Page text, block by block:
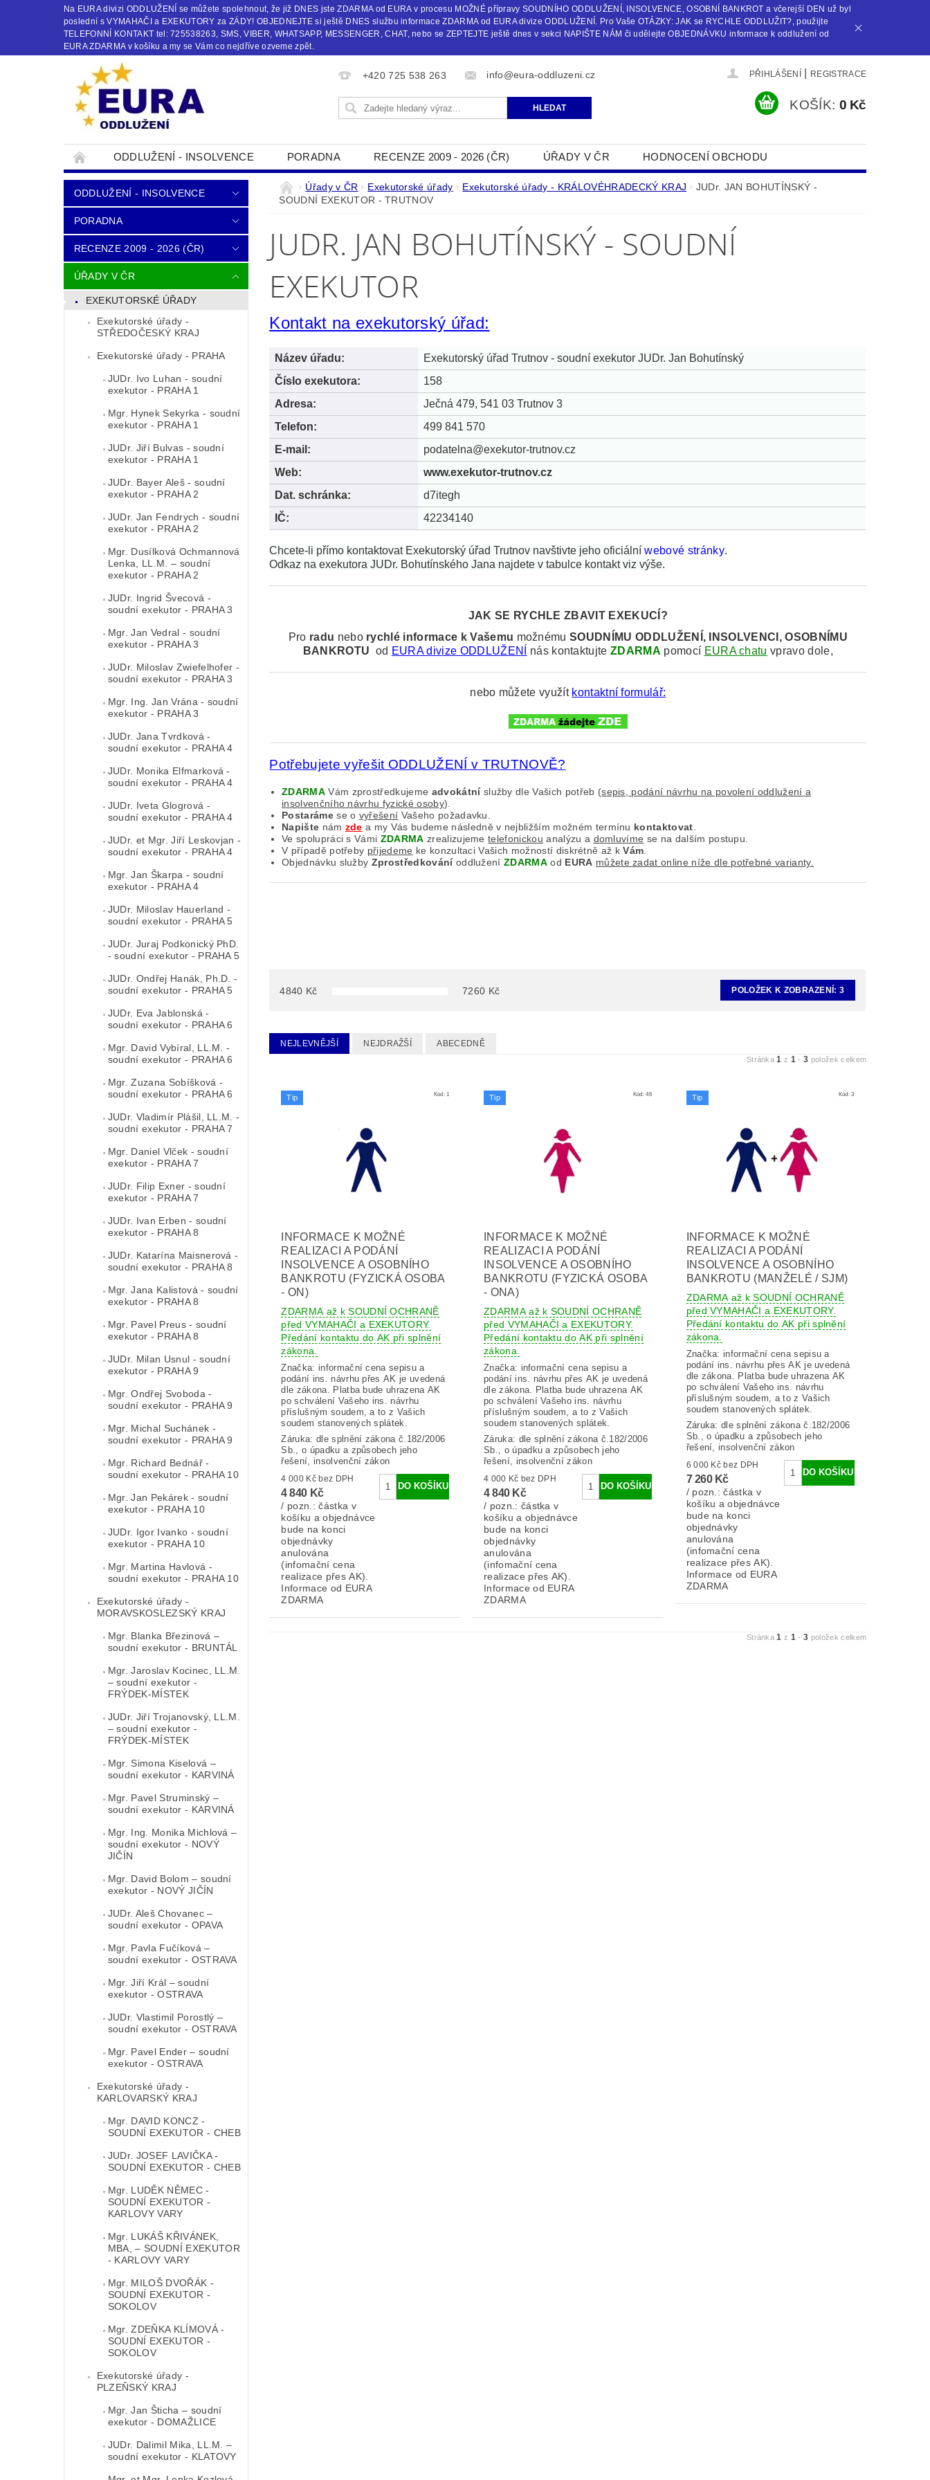
Na EURA divizi ODDLUŽENÍ se můžete spolehnout, že již DNES jste ZDARMA od EURA v procesu MOŽNÉ přípravy SOUDNÍHO ODDLUŽENÍ, INSOLVENCE, OSOBNÍ BANKROT a včerejší DEN už byl
poslední s VYMAHAČI a EXEKUTORY za ZÁDY! OBJEDNEJTE si ještě DNES službu informace ZDARMA od EURA divize ODDLUŽENÍ. Pro Vaše OTÁZKY: JAK se RYCHLE ODDLUŽIT?, použijte
TELEFONNÍ KONTAKT tel: 725538263, SMS, VIBER, WHATSAPP, MESSENGER, CHAT, nebo se ZEPTEJTE ještě dnes v sekci NAPIŠTE NÁM či udělejte OBJEDNÁVKU informace k oddlužení od
EURA ZDARMA v košíku a my se Vám co nejdříve ozveme zpět.
+420 725 538 263 info@eura-oddluzeni.cz PŘIHLÁŠENÍ REGISTRACE
KOŠÍK: 0 Kč
ODDLUŽENÍ - INSOLVENCE PORADNA RECENZE 2009 - 2026 (ČR) ÚŘADY V ČR HODNOCENÍ OBCHODU
OBCHODNÍ PODMÍNKY KONTAKTY NAPIŠTE NÁM
ODDLUŽENÍ - INSOLVENCE
PORADNA
RECENZE 2009 - 2026 (ČR)
ÚŘADY V ČR
EXEKUTORSKÉ ÚŘADY
Exekutorské úřady -
STŘEDOČESKÝ KRAJ
Exekutorské úřady - PRAHA
JUDr. Ivo Luhan - soudní
exekutor - PRAHA 1
Mgr. Hynek Sekyrka - soudní
exekutor - PRAHA 1
JUDr. Jiří Bulvas - soudní
exekutor - PRAHA 1
JUDr. Bayer Aleš - soudní
exekutor - PRAHA 2
JUDr. Jan Fendrych - soudní
exekutor - PRAHA 2
Mgr. Dusílková Ochmannová
Lenka, LL.M. – soudní
exekutor - PRAHA 2
JUDr. Ingrid Švecová -
soudní exekutor - PRAHA 3
Mgr. Jan Vedral - soudní
exekutor - PRAHA 3
JUDr. Miloslav Zwiefelhofer -
soudní exekutor - PRAHA 3
Mgr. Ing. Jan Vrána - soudní
exekutor - PRAHA 3
JUDr. Jana Tvrdková -
soudní exekutor - PRAHA 4
JUDr. Monika Elfmarková -
soudní exekutor - PRAHA 4
JUDr. Iveta Glogrová -
soudní exekutor - PRAHA 4
JUDr. et Mgr. Jiří Leskovjan -
soudní exekutor - PRAHA 4
Mgr. Jan Škarpa - soudní
exekutor - PRAHA 4
JUDr. Miloslav Hauerland -
soudní exekutor - PRAHA 5
JUDr. Juraj Podkonický PhD.
- soudní exekutor - PRAHA 5
JUDr. Ondřej Hanák, Ph.D. -
soudní exekutor - PRAHA 5
JUDr. Eva Jablonská -
soudní exekutor - PRAHA 6
Mgr. David Vybíral, LL.M. -
soudní exekutor - PRAHA 6
Mgr. Zuzana Sobíšková -
soudní exekutor - PRAHA 6
JUDr. Vladimír Plášil, LL.M. -
soudní exekutor - PRAHA 7
Mgr. Daniel Vlček - soudní
exekutor - PRAHA 7
JUDr. Filip Exner - soudní
exekutor - PRAHA 7
JUDr. Ivan Erben - soudní
exekutor - PRAHA 8
JUDr. Katarína Maisnerová -
soudní exekutor - PRAHA 8
Mgr. Jana Kalistová - soudní
exekutor - PRAHA 8
Mgr. Pavel Preus - soudní
exekutor - PRAHA 8
JUDr. Milan Usnul - soudní
exekutor - PRAHA 9
Mgr. Ondřej Svoboda -
soudní exekutor - PRAHA 9
Mgr. Michal Suchánek -
soudní exekutor - PRAHA 9
Mgr. Richard Bednář -
soudní exekutor - PRAHA 10
Mgr. Jan Pekárek - soudní
exekutor - PRAHA 10
JUDr. Igor Ivanko - soudní
exekutor - PRAHA 10
Mgr. Martina Havlová -
soudní exekutor - PRAHA 10
Exekutorské úřady -
MORAVSKOSLEZSKÝ KRAJ
Mgr. Blanka Březinová –
soudní exekutor - BRUNTÁL
Mgr. Jaroslav Kocinec, LL.M.
– soudní exekutor -
FRÝDEK-MÍSTEK
JUDr. Jiří Trojanovský, LL.M.
– soudní exekutor -
FRÝDEK-MÍSTEK
Mgr. Simona Kiselová –
soudní exekutor - KARVINÁ
Mgr. Pavel Struminský –
soudní exekutor - KARVINÁ
Mgr. Ing. Monika Michlová –
soudní exekutor - NOVÝ
JIČÍN
Mgr. David Bolom – soudní
exekutor - NOVÝ JIČÍN
JUDr. Aleš Chovanec –
soudní exekutor - OPAVA
Mgr. Pavla Fučíková –
soudní exekutor - OSTRAVA
Mgr. Jiří Král – soudní
exekutor - OSTRAVA
JUDr. Vlastimil Porostlý –
soudní exekutor - OSTRAVA
Mgr. Pavel Ender – soudní
exekutor - OSTRAVA
Exekutorské úřady -
KARLOVARSKÝ KRAJ
Mgr. DAVID KONCZ -
SOUDNÍ EXEKUTOR - CHEB
JUDr. JOSEF LAVIČKA -
SOUDNÍ EXEKUTOR - CHEB
Mgr. LUDĚK NĚMEC -
SOUDNÍ EXEKUTOR -
KARLOVY VARY
Mgr. LUKÁŠ KŘIVÁNEK,
MBA, – SOUDNÍ EXEKUTOR
- KARLOVY VARY
Mgr. MILOŠ DVOŘÁK -
SOUDNÍ EXEKUTOR -
SOKOLOV
Mgr. ZDEŇKA KLÍMOVÁ -
SOUDNÍ EXEKUTOR -
SOKOLOV
Exekutorské úřady -
PLZEŇSKÝ KRAJ
Mgr. Jan Šticha – soudní
exekutor - DOMAŽLICE
JUDr. Dalimil Mika, LL.M. –
soudní exekutor - KLATOVY
Úřady v ČR Exekutorské úřady Exekutorské úřady - KRÁLOVÉHRADECKÝ KRAJ
JUDr. JAN BOHUTÍNSKÝ -
SOUDNÍ EXEKUTOR - TRUTNOV
JUDR. JAN BOHUTÍNSKÝ - SOUDNÍ
EXEKUTOR
Kontakt na exekutorský úřad:
Název úřadu:
Exekutorský úřad Trutnov - soudní exekutor JUDr. Jan Bohutínský
Číslo exekutora:
158
Adresa:
Ječná 479, 541 03 Trutnov 3
Telefon:
499 841 570
E-mail:
podatelna@exekutor-trutnov.cz
Web:
www.exekutor-trutnov.cz
Dat. schránka:
d7itegh
IČ:
42234140
Chcete-li přímo kontaktovat Exekutorský úřad Trutnov navštivte jeho oficiálníwebové stránky.
Odkaz na exekutora JUDr. Bohutínského Jana najdete v tabulce kontakt viz výše.
JAK SE RYCHLE ZBAVIT EXEKUCÍ?
Pro radu nebo rychlé informace k Vašemu možnémuSOUDNÍMU ODDLUŽENÍ, INSOLVENCI, OSOBNÍMU
BANKROTU od EURA divize ODDLUŽENÍ nás kontaktujteZDARMA pomocí EURA chatu vpravo dole,
nebo můžete využít kontaktní formulář:
Potřebujete vyřešit ODDLUŽENÍ v TRUTNOVĚ?
ZDARMAVám zprostředkujeme advokátníslužby dle Vašich potřeb (sepis, podání návrhu na povolení oddlužení a
insolvenčního návrhu fyzické osoby).
Postarámese o vyřešení Vašeho požadavku.
Napište nám zde a my Vás budeme následně v nejbližším možném termínu kontaktovat
Ve spolupráci s Vámi ZDARMA zrealizujemetelefonickou analýzu a domluvíme se na dalším postupu.
V případě potřeby přijedeme ke konzultaci Vašich možností diskrétně až kVám
Objednávku služby ZprostředkováníoddluženíZDARMA od EURA můžete zadat online níže dle potřebné varianty.
4840 Kč 7260 Kč POLOŽEK K ZOBRAZENÍ:3
NEJLEVNĚJŠÍ NEJDRAŽŠÍ ABECEDNĚ
Stránka1 z 1 -3 položek celkem
Tip Kód:1
INFORMACE K MOŽNÉ
REALIZACI A PODÁNÍ
INSOLVENCE A OSOBNÍHO
BANKROTU (FYZICKÁ OSOBA
- ON)
ZDARMA až k SOUDNÍ OCHRANĚ
před VYMAHAČI a EXEKUTORY.
Předání kontaktu do AK při splnění
zákona.
Značka: informační cena sepisu a
podání ins. návrhu přes AK je uvedená
dle zákona. Platba bude uhrazena AK
po schválení Vašeho ins. návrhu
příslušným soudem, a to z Vašich
soudem stanovených splátek.
Záruka: dle splnění zákona č.182/2006
Sb., o úpadku a způsobech jeho
řešení, insolvenční zákon
4 000 Kč bez DPH
4 840 Kč
/ pozn.: částka v
košíku a objednávce
bude na konci
objednávky
anulována
(infomační cena
realizace přes AK).
Informace od EURA
ZDARMA
Tip Kód:46
INFORMACE K MOŽNÉ
REALIZACI A PODÁNÍ
INSOLVENCE A OSOBNÍHO
BANKROTU (FYZICKÁ OSOBA
- ONA)
ZDARMA až k SOUDNÍ OCHRANĚ
před VYMAHAČI a EXEKUTORY.
Předání kontaktu do AK při splnění
zákona.
Značka: informační cena sepisu a
podání ins. návrhu přes AK je uvedená
dle zákona. Platba bude uhrazena AK
po schválení Vašeho ins. návrhu
příslušným soudem, a to z Vašich
soudem stanovených splátek.
Záruka: dle splnění zákona č.182/2006
Sb., o úpadku a způsobech jeho
řešení, insolvenční zákon
4 000 Kč bez DPH
4 840 Kč
/ pozn.: částka v
košíku a objednávce
bude na konci
objednávky
anulována
(infomační cena
realizace přes AK).
Informace od EURA
ZDARMA
Tip Kód:3
INFORMACE K MOŽNÉ
REALIZACI A PODÁNÍ
INSOLVENCE A OSOBNÍHO
BANKROTU (MANŽELÉ / SJM)
ZDARMA až k SOUDNÍ OCHRANĚ
před VYMAHAČI a EXEKUTORY.
Předání kontaktu do AK při splnění
zákona.
Značka:informační cena sepisu a
podání ins. návrhu přes AK je uvedená
dle zákona. Platba bude uhrazena AK
po schválení Vašeho ins. návrhu
příslušným soudem, a to z Vašich
soudem stanovených splátek.
Záruka: dle splnění zákona č.182/2006
Sb., o úpadku a způsobech jeho
řešení, insolvenční zákon
6 000 Kč bez DPH
7 260 Kč
/ pozn.: částka v
košíku a objednávce
bude na konci
objednávky
anulována
(infomační cena
realizace přes AK).
Informace od EURA
ZDARMA
Stránka1 z 1 -3 položek celkem